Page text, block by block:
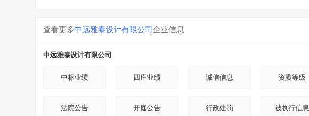
9
广东省
山东省
查看更多中远雅泰设计有限公司 企业信息
中远雅泰设计有限公司
中标业绩 四库业绩 诚信信息 资质等级
法院公告 开庭公告 行政处罚 被执行信息